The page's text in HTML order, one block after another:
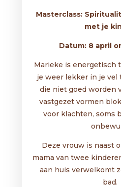
Masterclass:
met je
Datum: 8 april
Marieke is energetisch
je weer lekker in je vel
die niet goed worden
vastgezet vormen
voor klachten, soms
Deze vrouw is naast
mama van twee
aan huis verwelkomt
bad.